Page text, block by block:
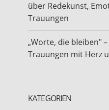
über Redekunst,
Trauungen
„Worte, die bleiben"
Trauungen mit Herz
KATEGORIEN